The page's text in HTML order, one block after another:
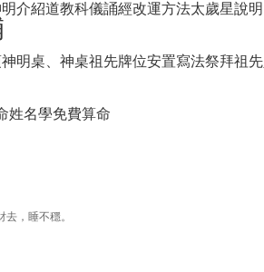
介紹道教科儀誦經改運方法太歲星說明
神明桌、神桌祖先牌位安置寫法祭拜祖先
姓名學免費算命
，睡不穩。